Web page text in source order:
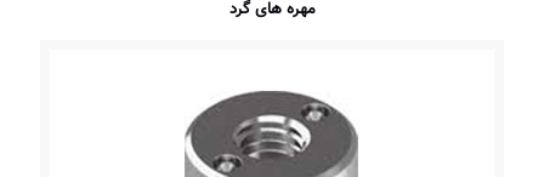
مهره های گرد